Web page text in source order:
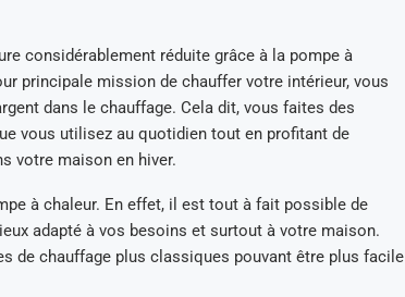
considérablement réduite grâce à la pompe à
principale mission de chauffer votre intérieur, vous
dans le chauffage. Cela dit, vous faites des
vous utilisez au quotidien tout en profitant de
votre maison en hiver.
à chaleur. En effet, il est tout à fait possible de
adapté à vos besoins et surtout à votre maison.
de chauffage plus classiques pouvant être plus facile